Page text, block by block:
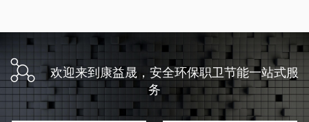
欢迎来到康益晟，安全环保职卫节能一站式服
务